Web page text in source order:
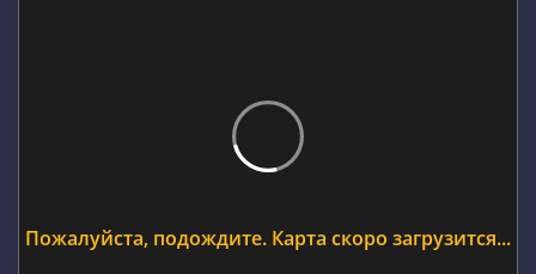
Пожалуйста, подождите. Карта скоро загрузится...